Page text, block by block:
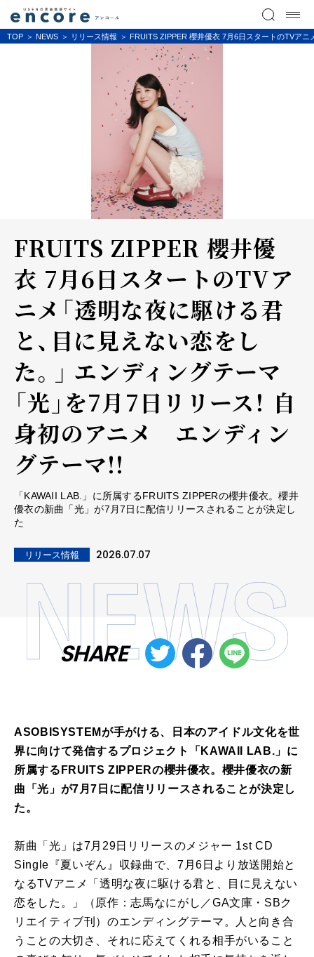
TOP NEWS リリース情報 FRUITS ZIPPER 櫻井優衣 7月6日スタートのTVア
FRUITS ZIPPER 櫻井優
衣 7月6日スタートのTVア
ニメ「透明な夜に駆ける君
と、目に見えない恋をし
た。」 エンディングテーマ
「光」を7月7日リリース！ 自
身初のアニメ エンディン
グテーマ!!
「KAWAII LAB.」に所属するFRUITS ZIPPERの櫻井優衣。櫻井
優衣の新曲「光」が7月7日に配信リリースされることが決定し
た
リリース情報 2026.07.07
SHARE
ASOBISYSTEMが手がける、日本のアイドル文化を世
界に向けて発信するプロジェクト「KAWAII LAB.」に
所属するFRUITS ZIPPERの櫻井優衣。櫻井優衣の新
曲「光」が7月7日に配信リリースされることが決定し
た。
新曲「光」は7月29日リリースのメジャー 1st CD
Single『夏いぞん』収録曲で、7月6日より放送開始と
なるTVアニメ「透明な夜に駆ける君と、目に見えない
恋をした。」（原作：志馬なにがし／GA文庫・SBク
リエイティブ刊）のエンディングテーマ。人と向き合
うことの大切さ、それに応えてくれる相手がいること